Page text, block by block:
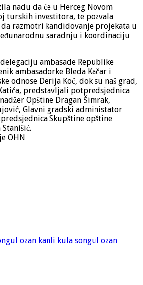
nadu da će u Herceg Novom
turskih investitora, te pozvala
razmotri kandidovanje projekata u
saradnju i koordinaciju
ambasade Republike
ambasadorke Bleda Kačar i
odnose Derija Koč, dok su naš grad,
predstavljali potpredsjednica
Opštine Dragan Šimrak,
Glavni gradski administator
Skupštine opštine
OHN
ozan kanli kula songul ozan